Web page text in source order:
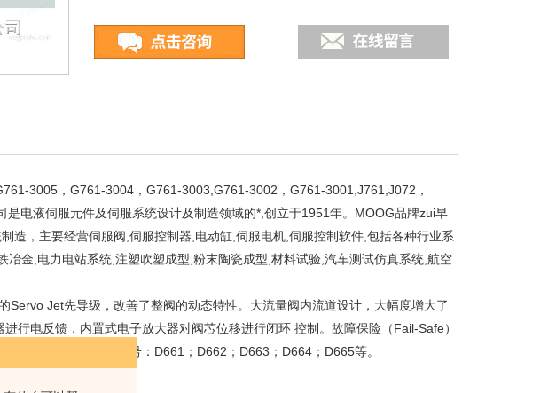
3005，G761-3004，G761-3003,G761-3002，G761-3001,J761,J072，
电液伺服元件及伺服系统设计及制造领域的*,创立于1951年。MOOG品牌zui早
造，主要经营伺服阀,伺服控制器,电动缸,伺服电机,伺服控制软件,包括各种行业系
冶金,电力电站系统,注塑吹塑成型,粉末陶瓷成型,材料试验,汽车测试仿真系统,航空
Servo Jet先导级，改善了整阀的动态特性。大流量阀内流道设计，大幅度增大了
行电反馈，内置式电子放大器对阀芯位移进行闭环 控制。故障保险（Fail-Safe）
于安全位置。 常用型号：D661；D662；D663；D664；D665等。